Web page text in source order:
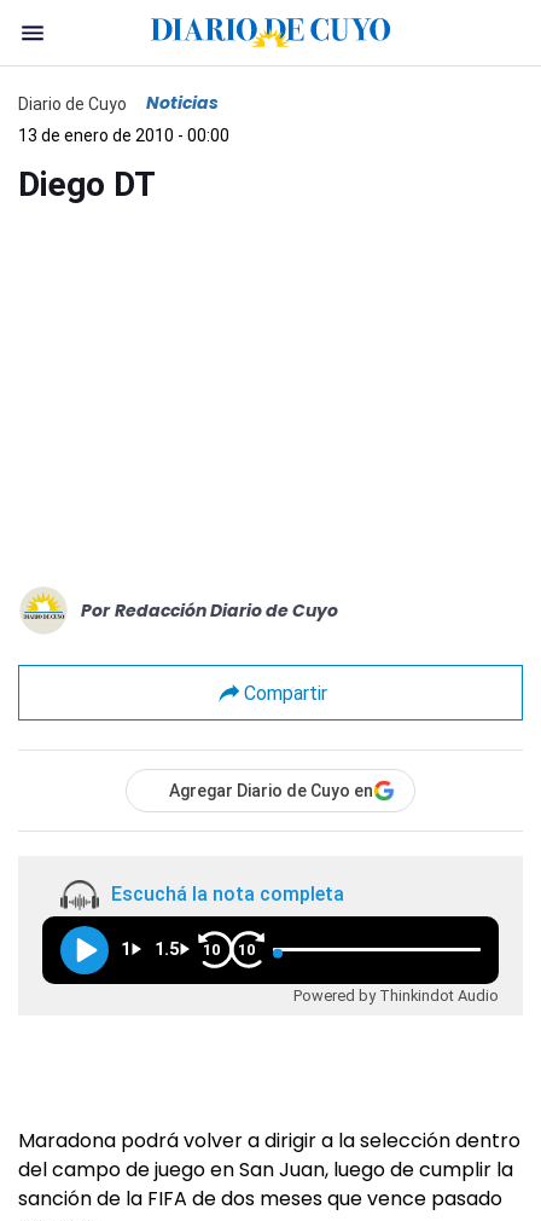
Diario de Cuyo Noticias
13 de enero de 2010 - 00:00
Diego DT
Por Redacción Diario de Cuyo
Compartir
Agregar Diario de Cuyo en
Escuchá la nota completa
1 1.5 10 10
Powered by Thinkindot Audio
Maradona podrá volver a dirigir a la selección dentro
del campo de juego en San Juan, luego de cumplir la
sanción de la FIFA de dos meses que vence pasado